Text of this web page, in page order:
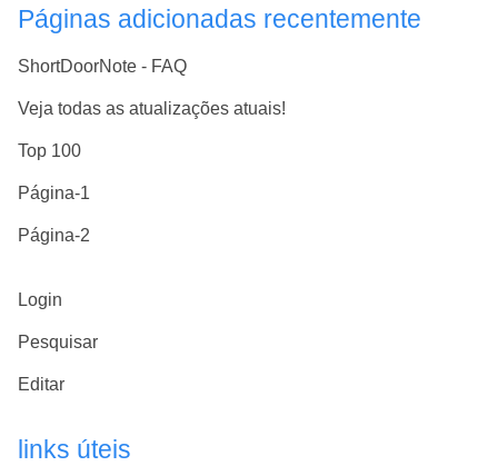
Páginas adicionadas recentemente
ShortDoorNote - FAQ
Veja todas as atualizações atuais!
Top 100
Página-1
Página-2
Login
Pesquisar
Editar
links úteis